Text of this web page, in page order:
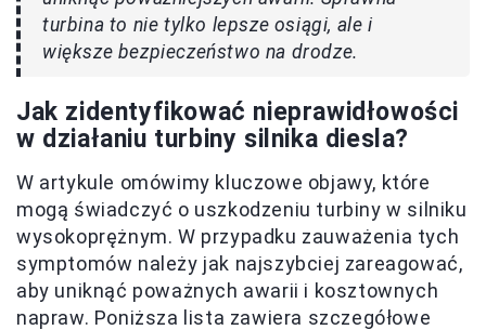
turbina to nie tylko lepsze osiągi, ale i
większe bezpieczeństwo na drodze.
Jak zidentyfikować nieprawidłowości
w działaniu turbiny silnika diesla?
W artykule omówimy kluczowe objawy, które
mogą świadczyć o uszkodzeniu turbiny w silniku
wysokoprężnym. W przypadku zauważenia tych
symptomów należy jak najszybciej zareagować,
aby uniknąć poważnych awarii i kosztownych
napraw. Poniższa lista zawiera szczegółowe